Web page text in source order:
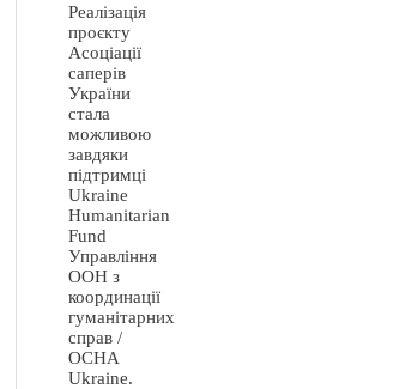
Реалізація
проєкту
Асоціації
саперів
України
стала
можливою
завдяки
підтримці
Ukraine
Humanitarian
Fund
Управління
ООН з
координації
гуманітарних
справ /
OCHA
Ukraine.